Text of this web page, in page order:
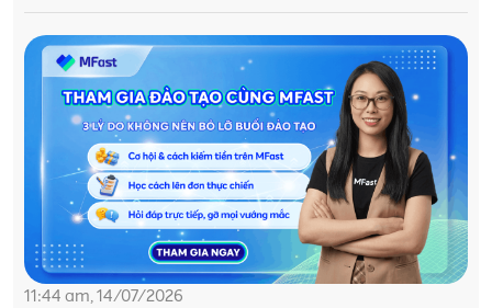
11:44 am, 14/07/2026